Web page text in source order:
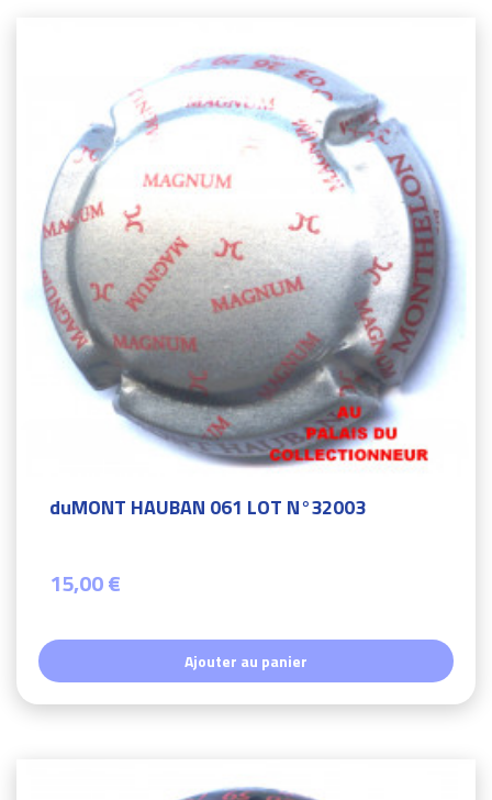
duMONT HAUBAN 061 LOT N°32003
15,00 €
Ajouter au panier